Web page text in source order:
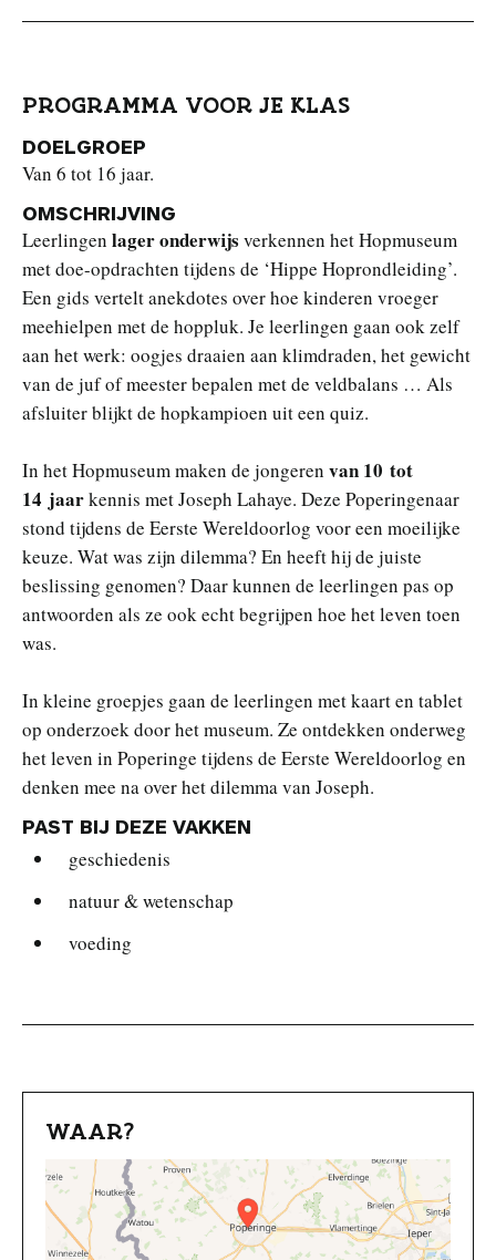
PROGRAMMA VOOR JE KLAS
DOELGROEP
Van 6 tot 16 jaar.
OMSCHRIJVING
Leerlingen lager onderwijs verkennen het Hopmuseum
met doe-opdrachten tijdens de ‘Hippe Hoprondleiding’.
Een gids vertelt anekdotes over hoe kinderen vroeger
meehielpen met de hoppluk. Je leerlingen gaan ook zelf
aan het werk: oogjes draaien aan klimdraden, het gewicht
van de juf of meester bepalen met de veldbalans … Als
afsluiter blijkt de hopkampioen uit een quiz.
In het Hopmuseum maken de jongeren van 10 tot
14 jaarkennis met Joseph Lahaye. Deze Poperingenaar
stond tijdens de Eerste Wereldoorlog voor een moeilijke
keuze. Wat was zijn dilemma? En heeft hij de juiste
beslissing genomen? Daar kunnen de leerlingen pas op
antwoorden als ze ook echt begrijpen hoe het leven toen
was.
In kleine groepjes gaan de leerlingen met kaart en tablet
op onderzoek door het museum. Ze ontdekken onderweg
het leven in Poperinge tijdens de Eerste Wereldoorlog en
denken mee na over het dilemma van Joseph.
PAST BIJ DEZE VAKKEN
geschiedenis
natuur & wetenschap
voeding
WAAR?